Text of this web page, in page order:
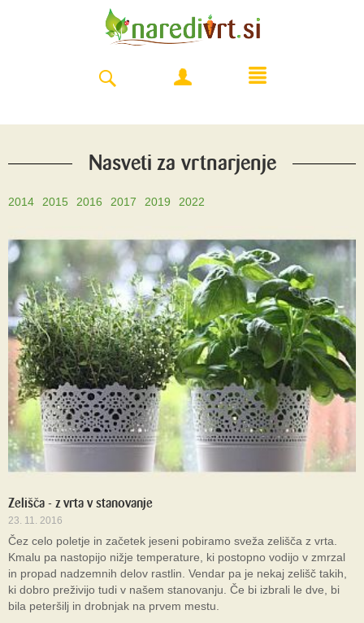
Nasveti za vrtnarjenje
2014 2015 2016 2017 2019 2022
Zelišča - z vrta v stanovanje
23. 11. 2016
Čez celo poletje in začetek jeseni pobiramo sveža zelišča z vrta.
Kmalu pa nastopijo nižje temperature, ki postopno vodijo v zmrzal
in propad nadzemnih delov rastlin. Vendar pa je nekaj zelišč takih,
ki dobro preživijo tudi v našem stanovanju. Če bi izbrali le dve, bi
bila peteršilj in drobnjak na prvem mestu.